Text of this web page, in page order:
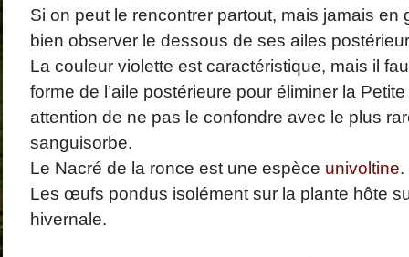
Si on peut le rencontrer partout, mais jamais en
bien observer le dessous de ses ailes
La couleur violette est caractéristique, mais il
forme de l’aile postérieure pour éliminer la
attention de ne pas le confondre avec le plus
sanguisorbe.
Le Nacré de la ronce est une espèce univoltine.
Les œufs pondus isolément sur la plante hôte
hivernale.